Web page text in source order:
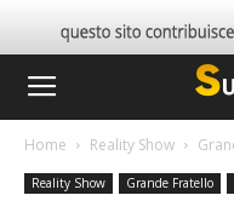
Home Reality Show
Reality Show Grande Fratello